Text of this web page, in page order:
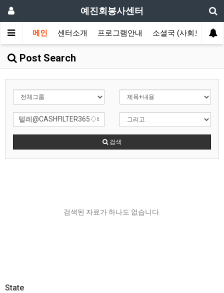
예진회봉사센터
메인 센터소개 프로그램안내 소셜국 (사회보장국)
Post Search
검색
검색된 자료가 하나도 없습니다.
State